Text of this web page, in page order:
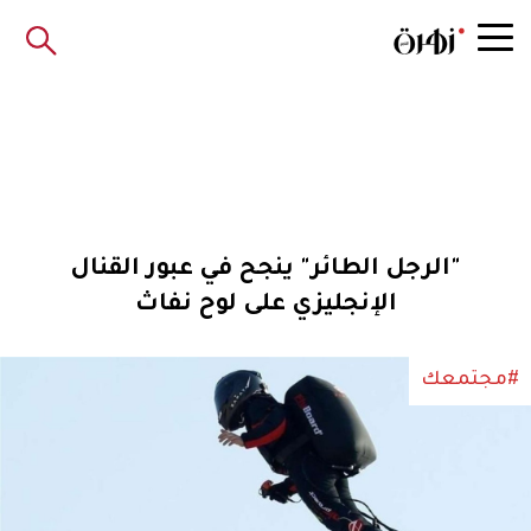
"الرجل الطائر" ينجح في عبور القنال
الإنجليزي على لوح نفاث
#مجتمعك